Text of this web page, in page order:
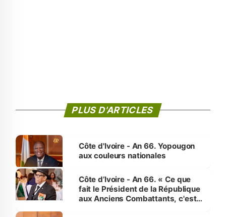
PLUS D'ARTICLES
Côte d'Ivoire - An 66. Yopougon
aux couleurs nationales
Côte d’Ivoire - An 66. « Ce que
fait le Président de la République
aux Anciens Combattants, c'est